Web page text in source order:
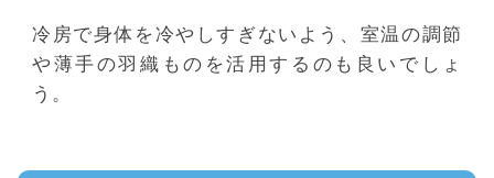
冷房で身体を冷やしすぎないよう、室温の調節
や薄手の羽織ものを活用するのも良いでしょ
う。